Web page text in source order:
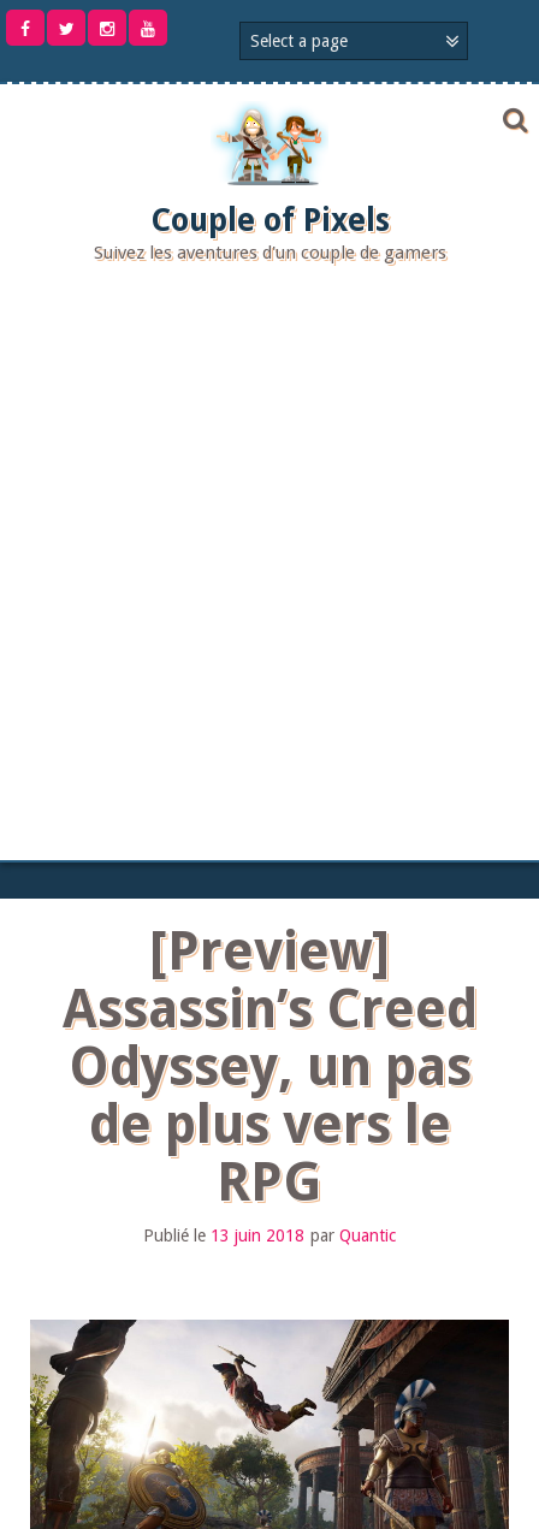
Aller
Couple of Pixels
Suivez les aventures d'un couple de gamers
[Preview]
Assassin’s Creed
Odyssey, un pas
de plus vers le
RPG
Publié le 13 juin 2018 par Quantic